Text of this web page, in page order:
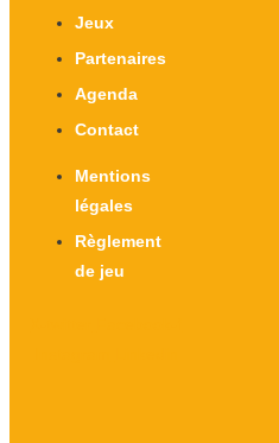
Jeux
Partenaires
Agenda
Contact
Mentions
légales
Règlement
de jeu